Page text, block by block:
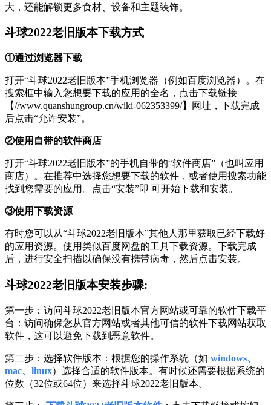
大，还能解锁更多食材、设备和主题装饰。
斗球2022老旧版本下载方式
①通过浏览器下载
打开“斗球2022老旧版本”手机浏览器（例如百度浏览器）。在
搜索框中输入您想要下载的应用的全名，点击下载链接
【//www.quanshungroup.cn/wiki-062353399/】网址，下载完成
后点击“允许安装”。
②使用自带的软件商店
打开“斗球2022老旧版本”的手机自带的“软件商店”（也叫应用
商店）。在推荐中选择您想要下载的软件，或者使用搜索功能
找到您需要的应用。点击“安装”即 可开始下载和安装。
③使用下载资源
有时您可以从“斗球2022老旧版本”其他人那里获取已经下载好
的应用资源。使用类似百度网盘的工具下载资源。下载完成
后，进行安全扫描以确保没有携带病毒，然后点击安装。
斗球2022老旧版本安装步骤:
第一步：访问斗球2022老旧版本官方网站或可靠的软件下载平
台：访问确保您从官方网站或者其他可信的软件下载网站获取
软件，这可以避免下载到恶意软件。
第二步：选择软件版本：根据您的操作系统（如 windows、
mac、linux）选择合适的软件版本。有时候还需要根据系统的
位数（32位或64位）来选择斗球2022老旧版本。